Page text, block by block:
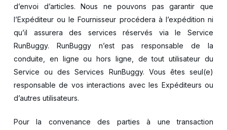
d’envoi d’articles. Nous ne pouvons pas garantir que
l’Expéditeur ou le Fournisseur procédera à l’expédition ni
qu’il assurera des services réservés via le Service
RunBuggy. RunBuggy n’est pas responsable de la
conduite, en ligne ou hors ligne, de tout utilisateur du
Service ou des Services RunBuggy. Vous êtes seul(e)
responsable de vos interactions avec les Expéditeurs ou
d’autres utilisateurs.
Pour la convenance des parties à une transaction